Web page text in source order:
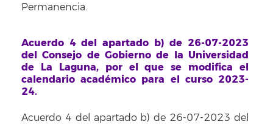
Permanencia.
Acuerdo 4 del apartado b) de 26-07-2023
del Consejo de Gobierno de la Universidad
de La Laguna, por el que se modifica el
calendario académico para el curso 2023-
24.
Acuerdo 4 del apartado b) de 26-07-2023 del